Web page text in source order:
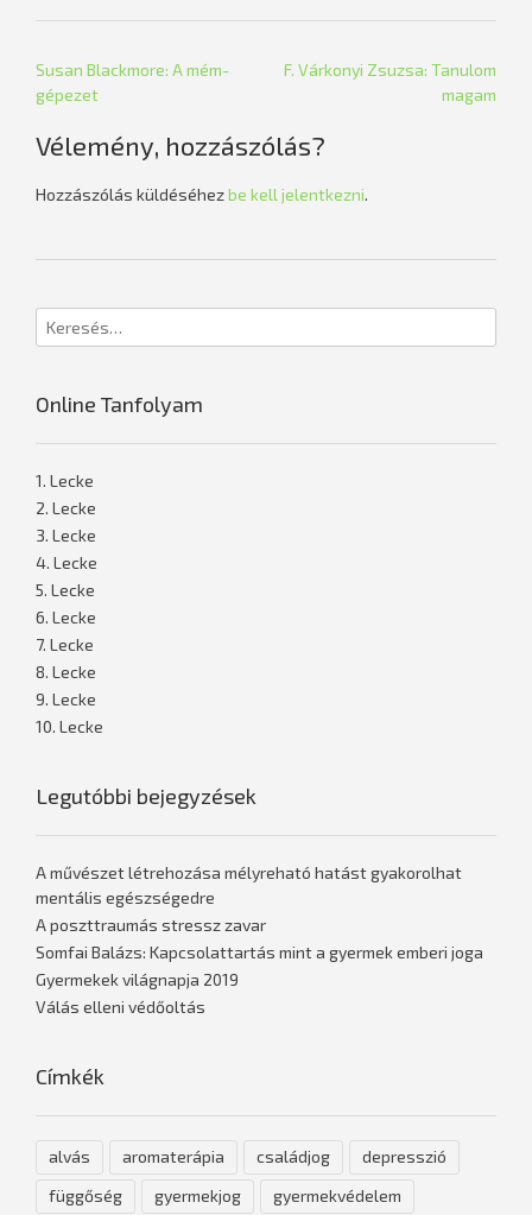
Bejegyzés
navigáció
Susan Blackmore: A mém-
gépezet
F. Várkonyi Zsuzsa: Tanulom
magam
Vélemény, hozzászólás?
Hozzászólás küldéséhezbe kell jelentkezni.
Online Tanfolyam
1. Lecke
2. Lecke
3. Lecke
4. Lecke
5. Lecke
6. Lecke
7. Lecke
8. Lecke
9. Lecke
10. Lecke
Legutóbbi bejegyzések
A művészet létrehozása mélyreható hatást gyakorolhat
mentális egészségedre
A poszttraumás stressz zavar
Somfai Balázs: Kapcsolattartás mint a gyermek emberi joga
Gyermekek világnapja 2019
Válás elleni védőoltás
Címkék
alvás aromaterápia családjog
depresszió
függőség
gyermekjog
gyermekvédelem